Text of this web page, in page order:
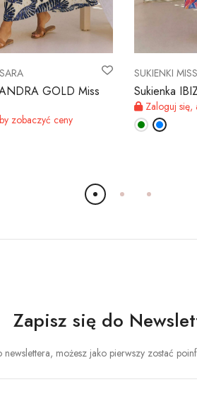
GOLD Miss
zobaczyć ceny
SUKIENKI
Sukienka
Zaloguj się,
Zapisz się do
newslettera, możesz jako pierwszy zostać